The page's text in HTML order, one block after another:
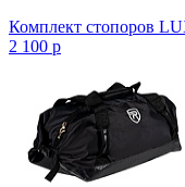
Комплект стопоров
2 100 p